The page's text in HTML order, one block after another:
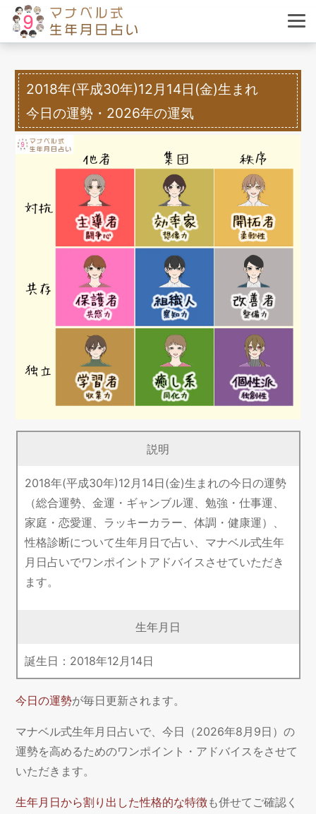
2018年(平成30年)12月14日(金)生まれ
今日の運勢・2026年の運気
説明
2018年(平成30年)12月14日(金)生まれの今日の運勢
（総合運勢、金運・ギャンブル運、勉強・仕事運、
家庭・恋愛運、ラッキーカラー、体調・健康運）、
性格診断について生年月日で占い、マナベル式生年
月日占いでワンポイントアドバイスさせていただき
ます。
生年月日
誕生日： 2018年12 月 14日
今日の運勢が毎日更新されます。
マナベル式生年月日占いで、今日（2026年8月9日）の
運勢を高めるためのワンポイント・アドバイスをさせて
いただきます。
生年月日から割り出した性格的な特徴も併せてご確認く